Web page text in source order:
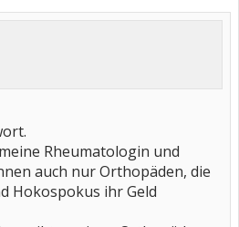
Rheumatologin und
auch nur Orthopäden, die
Hokospokus ihr Geld